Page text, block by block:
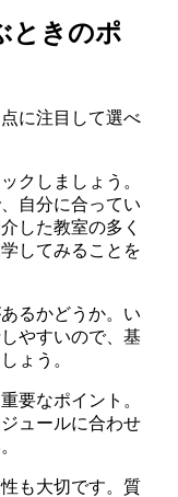
ときのポ
に注目して選べ
クしましょう。
自分に合ってい
した教室の多く
してみることを
るかどうか。い
やすいので、基
ょう。
要なポイント。
ュールに合わせ
も大切です。質